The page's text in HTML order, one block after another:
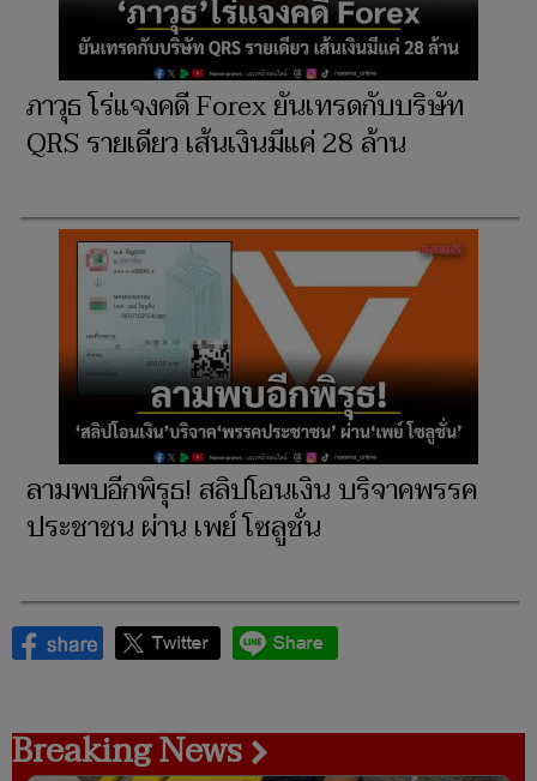
ภาวุธ โร่แจงคดี Forex ยันเทรดกับบริษัท
QRS รายเดียว เส้นเงินมีแค่ 28 ล้าน
ลามพบอีกพิรุธ! สลิปโอนเงิน บริจาคพรรค
ประชาชน ผ่าน เพย์ โซลูชั่น
Breaking News